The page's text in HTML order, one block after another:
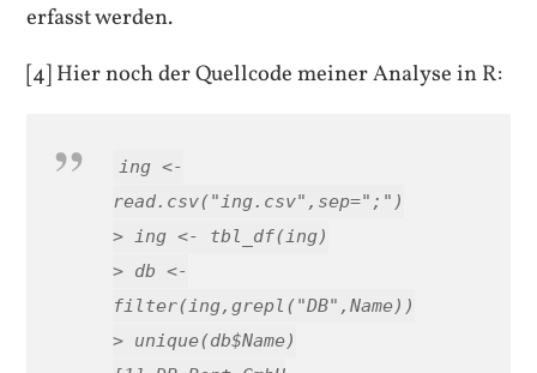
erfasst werden.
[4] Hier noch der Quellcode meiner Analyse in R:
ing <-
read.csv("ing.csv",sep=";")
> ing <- tbl_df(ing)
> db <-
filter(ing,grepl("DB",Name))
> unique(db$Name)